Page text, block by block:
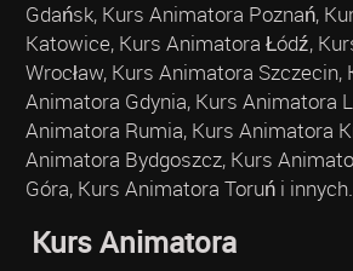
Gdańsk, Kurs Animatora Poznań,
Katowice, Kurs Animatora Łódź,
Wrocław, Kurs Animatora Szczecin,
Animatora Gdynia, Kurs Animatora
Animatora Rumia, Kurs Animatora
Animatora Bydgoszcz, Kurs
Góra, Kurs Animatora Toruń i innych.
Kurs Animatora